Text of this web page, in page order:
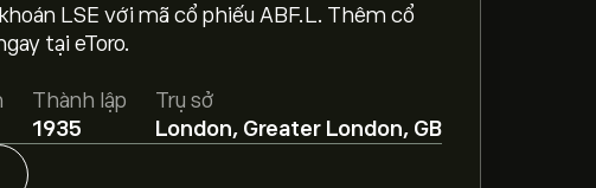
LSE với mã cổ phiếu ABF.L. Thêm cổ
tại eToro.
Thành lập
1935
Trụ sở
London, Greater London, GB
là 2,118.00‎p‎.
dựa trên xu hướng thị trường, báo cáo
báo mới nhất về giá tương lai.